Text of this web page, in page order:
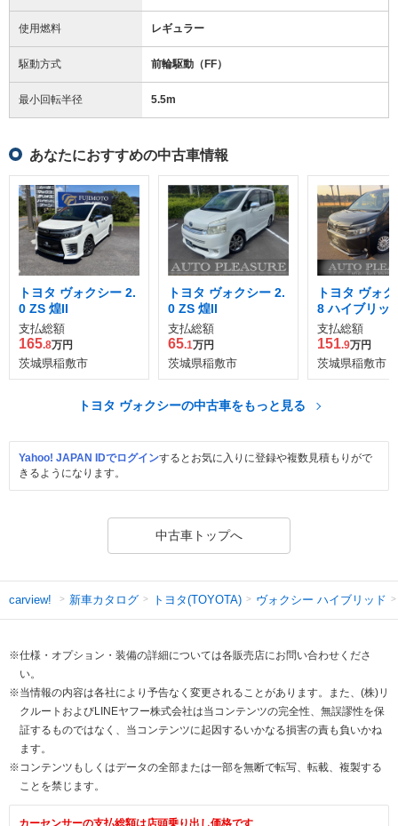
使用燃料 レギュラー
駆動方式 前輪駆動（FF）
最小回転半径 5.5m
あなたにおすすめの中古車情報
トヨタ ヴォクシー 2.
0 ZS 煌II
支払総額
165.8万円
茨城県稲敷市
トヨタ ヴォクシー 2.
0 ZS 煌II
支払総額
65.1万円
茨城県稲敷市
トヨタ ヴォ
8 ハイブリッ
支払総額
151.9万円
茨城県稲敷市
トヨタ ヴォクシーの中古車をもっと見る
Yahoo! JAPAN IDでログインするとお気に入りに登録や複数見積もりがで
きるようになります。
中古車トップへ
carview! 新車カタログ トヨタ(TOYOTA) ヴォクシー ハイブリッド
※仕様・オプション・装備の詳細については各販売店にお問い合わせくださ
い。
※当情報の内容は各社により予告なく変更されることがあります。また、(株)リ
クルートおよびLINEヤフー株式会社は当コンテンツの完全性、無誤謬性を保
証するものではなく、当コンテンツに起因するいかなる損害の責も負いかね
ます。
※コンテンツもしくはデータの全部または一部を無断で転写、転載、複製する
ことを禁じます。
カーセンサーの支払総額は店頭乗り出し価格です